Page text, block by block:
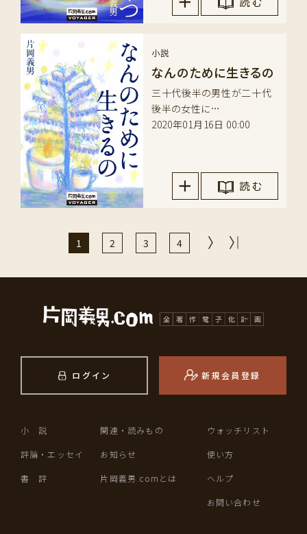
小説
なんのために生きるの
三十代後半の男性が二十代
後半の女性に…
2020年01月16日 00:00
読 む
1 2 3 4
ログイン 新規会員登録
小 説
評論・エッセイ
書 評
関連・読みもの
お知らせ
片岡義男.comとは
ウォッチリスト
使い方
ヘルプ
お問い合わせ